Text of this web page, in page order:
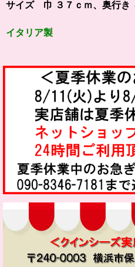
サイズ 巾 ３７ｃｍ、奥行き
イタリア製